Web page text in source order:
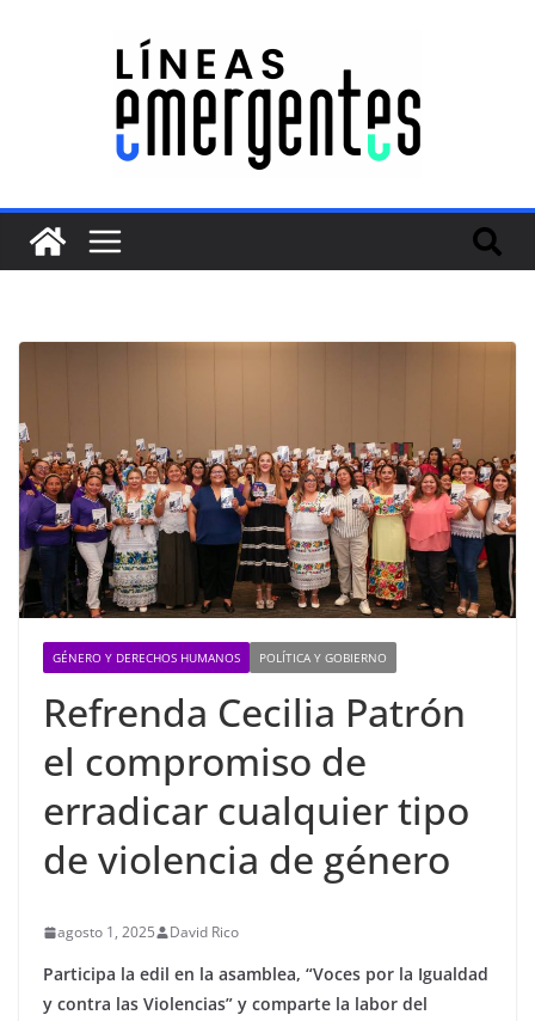
GÉNERO Y DERECHOS HUMANOS POLÍTICA Y GOBIERNO
Refrenda Cecilia Patrón
el compromiso de
erradicar cualquier tipo
de violencia de género
agosto 1, 2025 David Rico
Participa la edil en la asamblea, “Voces por la Igualdad
y contra las Violencias” y comparte la labor del